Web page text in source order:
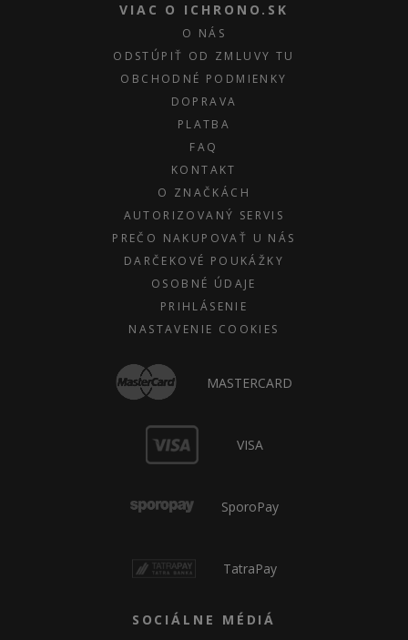
VIAC O ICHRONO.SK
O NÁS
ODSTÚPIŤ OD ZMLUVY TU
OBCHODNÉ PODMIENKY
DOPRAVA
PLATBA
FAQ
KONTAKT
O ZNAČKÁCH
AUTORIZOVANÝ SERVIS
PREČO NAKUPOVAŤ U NÁS
DARČEKOVÉ POUKÁŽKY
OSOBNÉ ÚDAJE
PRIHLÁSENIE
NASTAVENIE COOKIES
MASTERCARD
VISA
SporoPay
TatraPay
SOCIÁLNE MÉDIÁ